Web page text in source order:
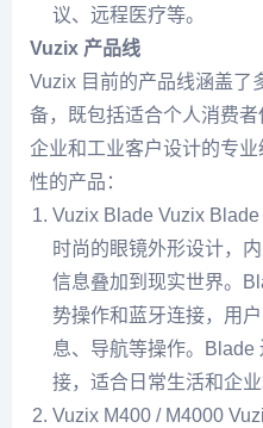
议、远程医疗等。
Vuzix 产品线
Vuzix 目前的产品线涵盖了
备，既包括适合个人消费
企业和工业客户设计的专
性的产品：
Vuzix Blade Vuzix
时尚的眼镜外形设计，
信息叠加到现实世界。
势操作和蓝牙连接，用
息、导航等操作。Blade
接，适合日常生活和企业
Vuzix M400 / M4000